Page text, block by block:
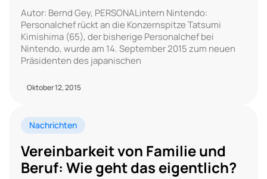
Autor: Bernd Gey, PERSONALintern Nintendo:
Personalchef rückt an die Konzernspitze Tatsumi
Kimishima (65), der bisherige Personalchef bei
Nintendo, wurde am 14. September 2015 zum neuen
Präsidenten des japanischen
Oktober 12, 2015
Nachrichten
Vereinbarkeit von Familie und
Beruf: Wie geht das eigentlich?